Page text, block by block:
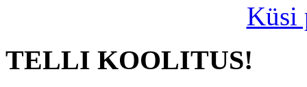
Küsi
TELLI KOOLITUS!